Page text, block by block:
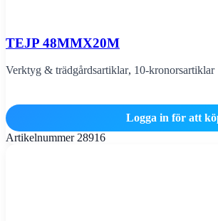
TEJP 48MMX20M
Verktyg & trädgårdsartiklar, 10-kronorsartiklar
Logga in för att
Artikelnummer 28916